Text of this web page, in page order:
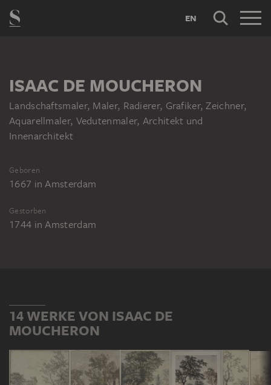
EN
ISAAC DE MOUCHERON
Landschaftsmaler, Maler, Radierer, Grafiker, Zeichner,
Aquarellmaler, Vedutenmaler, Architekt und
Innenarchitekt
Geboren
1667 inAmsterdam
Gestorben
1744 inAmsterdam
14 WERKE VON ISAAC DE
MOUCHERON